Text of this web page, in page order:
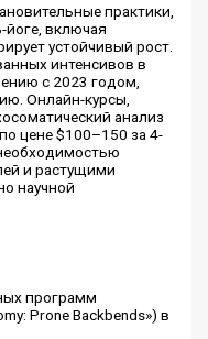
практики,
включая
устойчивый рост.
интенсивов в
с 2023 годом,
Онлайн-курсы,
анализ
цене $100–150 за 4-
и растущими
научной
программ
Prone Backbends») в